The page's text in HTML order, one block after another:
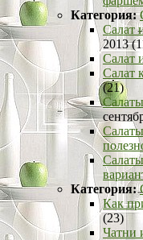
Категория:
Салат
2013
Салат
Салат
(21)
Категория:
Как
(23)
Чатни